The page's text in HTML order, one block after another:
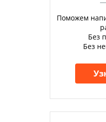
Поможем
Без
Без